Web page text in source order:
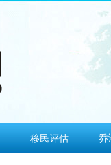
移民评估 乔